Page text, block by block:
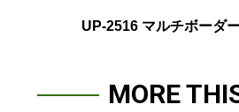
UP-2516 マルチボーダ
MORE